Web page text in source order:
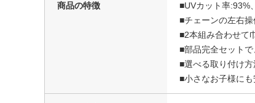
商品の特徴
■UVカット率:93%
■チェーンの左右
■2本組み合わせて
■部品完全セット
■選べる取り付け
■小さなお子様にも